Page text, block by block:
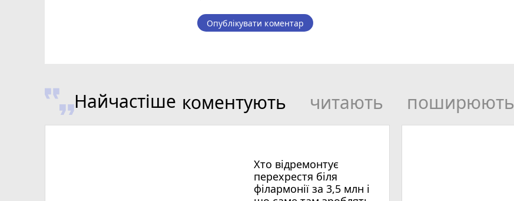
Опублікувати коментар
Найчастіше коментують читають поширюють
Хто відремонтує
перехрестя біля
філармонії за 3,5 млн і